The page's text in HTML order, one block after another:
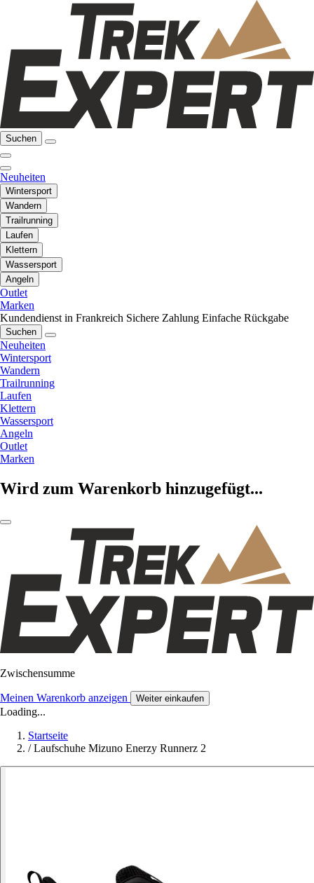
Suchen
Neuheiten
Wintersport
Wandern
Trailrunning
Laufen
Klettern
Wassersport
Angeln
Outlet
Marken
Kundendienst in Frankreich Sichere Zahlung Einfache Rückgabe
Suchen
Neuheiten
Wintersport
Wandern
Trailrunning
Laufen
Klettern
Wassersport
Angeln
Outlet
Marken
Wird zum Warenkorb hinzugefügt...
Zwischensumme
Meinen Warenkorb anzeigen Weiter einkaufen
Loading...
Startseite
/ Laufschuhe Mizuno Enerzy Runnerz 2